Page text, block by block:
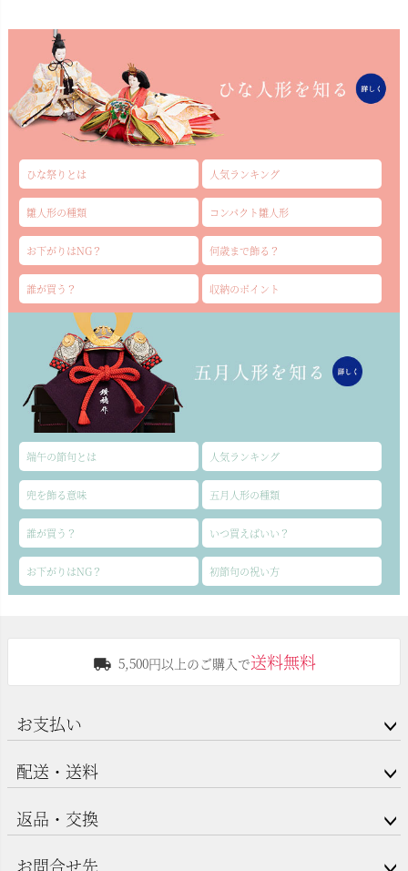
ひな祭りとは 人気ランキング
雛人形の種類 コンパクト雛人形
お下がりはNG？ 何歳まで飾る？
誰が買う？ 収納のポイント
端午の節句とは 人気ランキング
兜を飾る意味 五月人形の種類
誰が買う？ いつ買えばいい？
お下がりはNG？ 初節句の祝い方
5,500円以上のご購入で送料無料
お支払い
配送・送料
返品・交換
お問合せ先